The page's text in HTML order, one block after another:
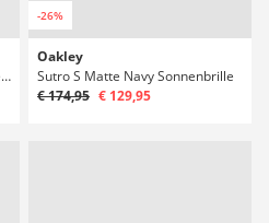
Strip Racer White Orange Sonnenbrille
-26%
Oakley
Sutro S Matte Navy Sonnenbrille
€ 174,95 € 129,95